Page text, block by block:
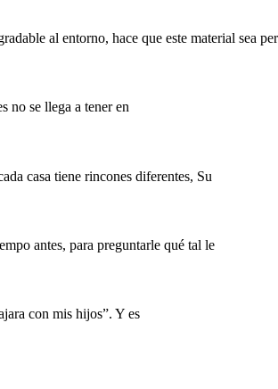
al entorno, hace que este material sea
no se llega a tener en
casa tiene rincones diferentes, Su
antes, para preguntarle qué tal le
con mis hijos”. Y es